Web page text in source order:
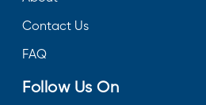
Contact Us
FAQ
Follow Us On